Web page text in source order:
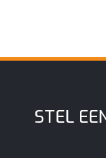
STEL